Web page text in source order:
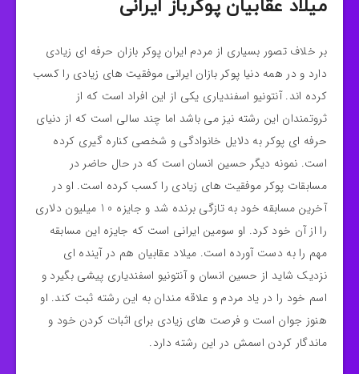
میلاد عقابیان پوکرباز ایرانی
بر خلاف تصور بسیاری از مردم ایران پوکر بازان حرفه ای زیادی
دارد و در همه دنیا پوکر بازان ایرانی موفقیت های زیادی را کسب
کرده اند. آنتونیو اسفندیاری یکی از این افراد است که از
ثروتمندان این رشته نیز می باشد اما چند سالی است که از دنیای
حرفه ای پوکر به دلایل خانوادگی و شخصی کناره گیری کرده
است. نمونه دیگر حسین انسان است که در حال حاضر در
مسابقات پوکر موفقیت های زیادی را کسب کرده است. او در
آخرین مسابقه خود به تازگی برنده شد و جایزه 10 میلیون دلاری
را از آن خود کرد. او سومین ایرانی است که جایزه این مسابقه
مهم را به دست آورده است. میلاد عقابیان هم در آینده ای
نزدیک شاید از حسین انسان و آنتونیو اسفندیاری پیشی بگیرد و
اسم خود را در یاد مردم و علاقه مندان به این رشته ثبت کند. او
هنوز جوان است و فرصت های زیادی برای اثبات کردن خود و
ماندگار کردن اسمش در این رشته دارد.